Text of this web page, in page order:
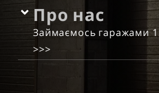
Про нас
Займаємось гаражами
>>>